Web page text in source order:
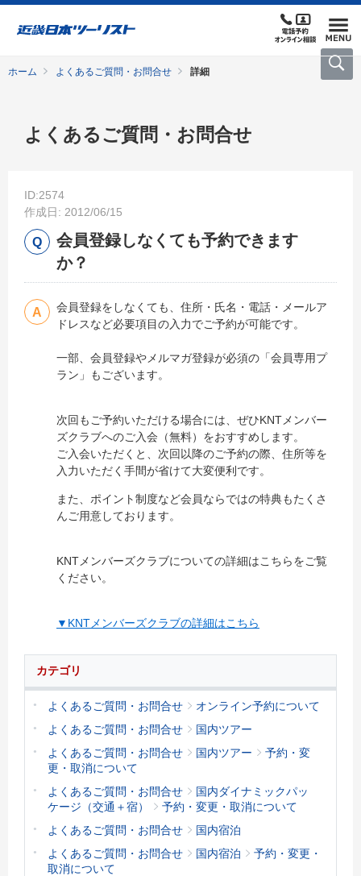
ホーム よくあるご質問・お問合せ 詳細
よくあるご質問・お問合せ
ID:2574
作成日: 2012/06/15
会員登録しなくても予約できます
か？
会員登録をしなくても、住所・氏名・電話・メールア
ドレスなど必要項目の入力でご予約が可能です。
一部、会員登録やメルマガ登録が必須の「会員専用プ
ラン」もございます。
次回もご予約いただける場合には、ぜひKNTメンバー
ズクラブへのご入会（無料）をおすすめします。
ご入会いただくと、次回以降のご予約の際、住所等を
入力いただく手間が省けて大変便利です。
また、ポイント制度など会員ならではの特典もたくさ
んご用意しております。
KNTメンバーズクラブについての詳細はこちらをご覧
ください。
▼KNTメンバーズクラブの詳細はこちら
カテゴリ
よくあるご質問・お問合せ
オンライン予約について
よくあるご質問・お問合せ
国内ツアー
よくあるご質問・お問合せ
国内ツアー
予約・変
更・取消について
よくあるご質問・お問合せ
国内ダイナミックパッ
ケージ（交通＋宿）
予約・変更・取消について
よくあるご質問・お問合せ
国内宿泊
よくあるご質問・お問合せ
国内宿泊
予約・変更・
取消について